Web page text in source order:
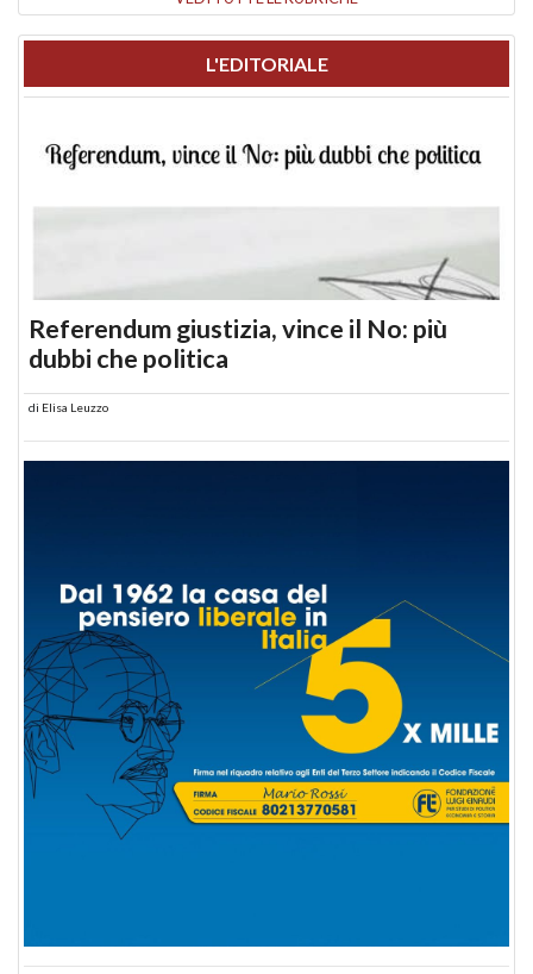
L'EDITORIALE
Referendum giustizia, vince il No: più
dubbi che politica
di Elisa Leuzzo